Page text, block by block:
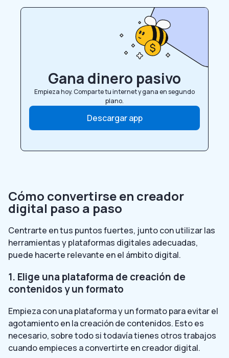
Gana dinero pasivo
Empieza hoy. Comparte tu internet y gana en segundo
plano.
Descargar app
Cómo convertirse en creador
digital paso a paso
Centrarte en tus puntos fuertes, junto con utilizar las
herramientas y plataformas digitales adecuadas,
puede hacerte relevante en el ámbito digital.
1. Elige una plataforma de creación de
contenidos y un formato
Empieza con una plataforma y un formato para evitar el
agotamiento en la creación de contenidos. Esto es
necesario, sobre todo si todavía tienes otros trabajos
cuando empieces a convertirte en creador digital.